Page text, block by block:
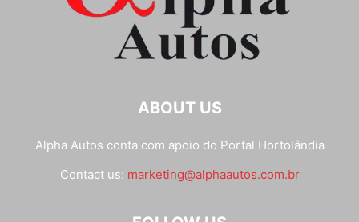
ABOUT US
Alpha Autos conta com apoio do Portal Hortolândia
Contact us: marketing@alphaautos.com.br